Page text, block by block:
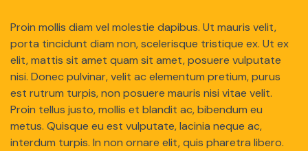
Proin mollis diam vel molestie dapibus. Ut mauris velit,
porta tincidunt diam non, scelerisque tristique ex. Ut ex
elit, mattis sit amet quam sit amet, posuere vulputate
nisi. Donec pulvinar, velit ac elementum pretium, purus
est rutrum turpis, non posuere mauris nisi vitae velit.
Proin tellus justo, mollis et blandit ac, bibendum eu
metus. Quisque eu est vulputate, lacinia neque ac,
interdum turpis. In non ornare elit, quis pharetra libero.